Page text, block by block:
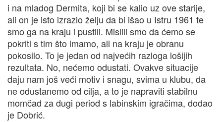
i na mladog Dermita, koji bi se kalio uz ove starije,
ali on je isto izrazio želju da bi išao u Istru 1961 te
smo ga na kraju i pustili. Mislili smo da ćemo se
pokriti s tim što imamo, ali na kraju je obranu
pokosilo. To je jedan od najvećih razloga lošijih
rezultata. No, nećemo odustati. Ovakve situacije
daju nam još veći motiv i snagu, svima u klubu, da
ne odustanemo od cilja, a to je napraviti stabilnu
momčad za dugi period s labinskim igračima, dodao
je Dobrić.